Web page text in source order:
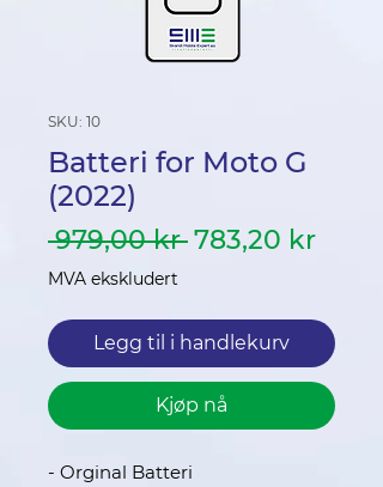
SKU: 10
Batteri for Moto G
(2022)
979,00 kr Vanlig
783,20 kr
MVA ekskludert
Legg til i handlekurv
Kjøp nå
- Orginal Batteri